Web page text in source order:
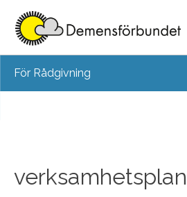
content
För Rådgivning